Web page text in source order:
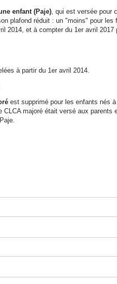
enfant (Paje), qui est versée pour
plafond réduit : un "moins" pour les
2014, et à compter du 1er avril 2017
à partir du 1er avril 2014.
est supprimé pour les enfants nés
CLCA majoré était versé aux parents